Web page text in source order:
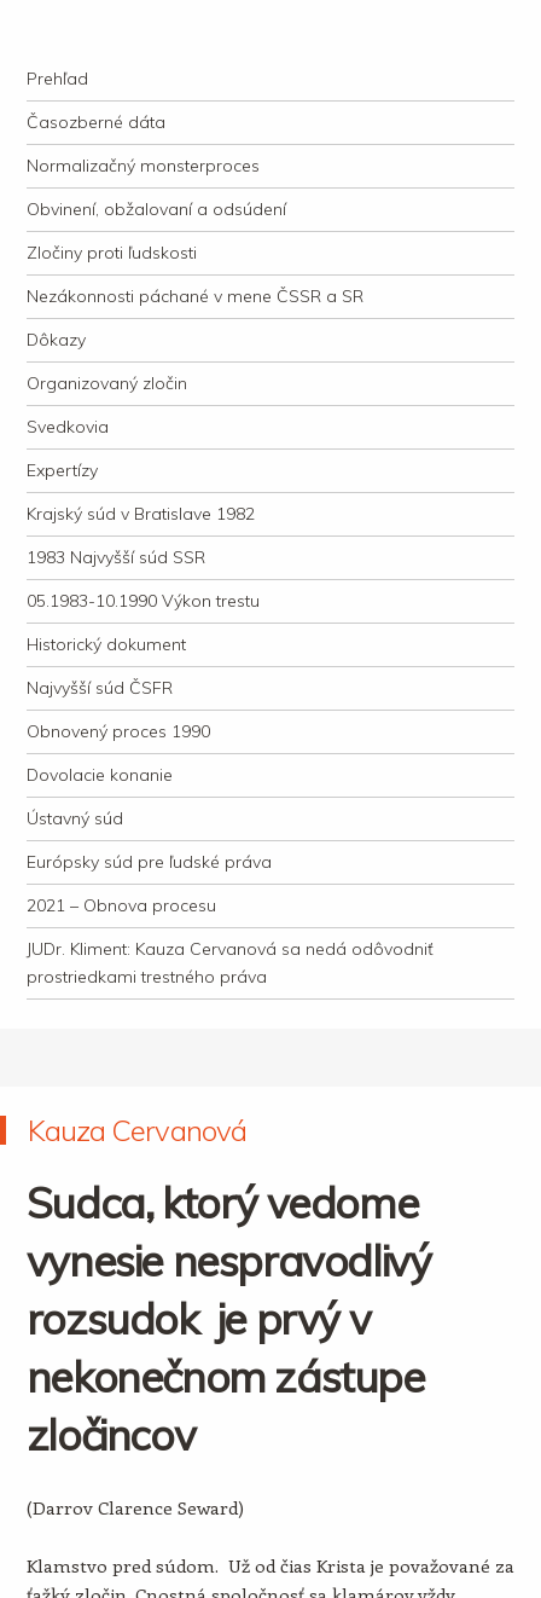
justície
Navigation
Skip to content
Prehľad
Časozberné dáta
Normalizačný monsterproces
Obvinení, obžalovaní a odsúdení
Zločiny proti ľudskosti
Nezákonnosti páchané v mene ČSSR a SR
Dôkazy
Organizovaný zločin
Svedkovia
Expertízy
Krajský súd v Bratislave 1982
1983 Najvyšší súd SSR
05.1983-10.1990 Výkon trestu
Historický dokument
Najvyšší súd ČSFR
Obnovený proces 1990
Dovolacie konanie
Ústavný súd
Európsky súd pre ľudské práva
2021 – Obnova procesu
JUDr. Kliment: Kauza Cervanová sa nedá odôvodniť
prostriedkami trestného práva
Kauza Cervanová
Sudca, ktorý vedome
vynesie nespravodlivý
rozsudok je prvý v
nekonečnom zástupe
zločincov
(Darrov Clarence Seward)
Klamstvo pred súdom. Už od čias Krista je považované za